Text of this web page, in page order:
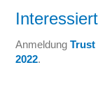
Anmeldung Trust
2022.